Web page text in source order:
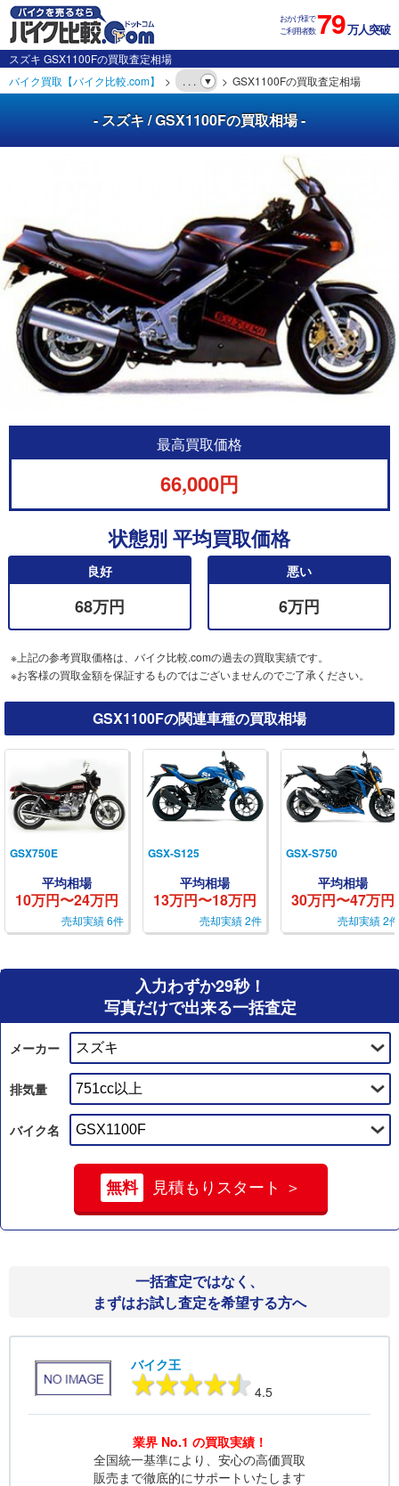
おかげ様で
ご利用者数79万人突破
スズキ GSX1100Fの買取査定相場
バイク買取【バイク比較.com】
. . . GSX1100Fの買取査定相場
- スズキ / GSX1100Fの買取相場 -
最高買取価格
66,000円
状態別 平均買取価格
良好
68万円
悪い
6万円
※上記の参考買取価格は、バイク比較.comの過去の買取実績です。
※お客様の買取金額を保証するものではございませんのでご了承ください。
GSX1100Fの関連車種の買取相場
GSX750E
平均相場
10万円〜24万円
売却実績 6件
GSX-S125
平均相場
13万円〜18万円
売却実績 2件
GSX-S750
平均相場
30万円〜47万円
売却実績 2件
入力わずか29秒！
写真だけで出来る一括査定
メーカー
排気量
バイク名
無料 見積もりスタート ＞
一括査定ではなく、
まずはお試し査定を希望する方へ
バイク王
4.5
業界 No.1 の買取実績！
全国統一基準により、安心の高価買取
販売まで徹底的にサポートいたします